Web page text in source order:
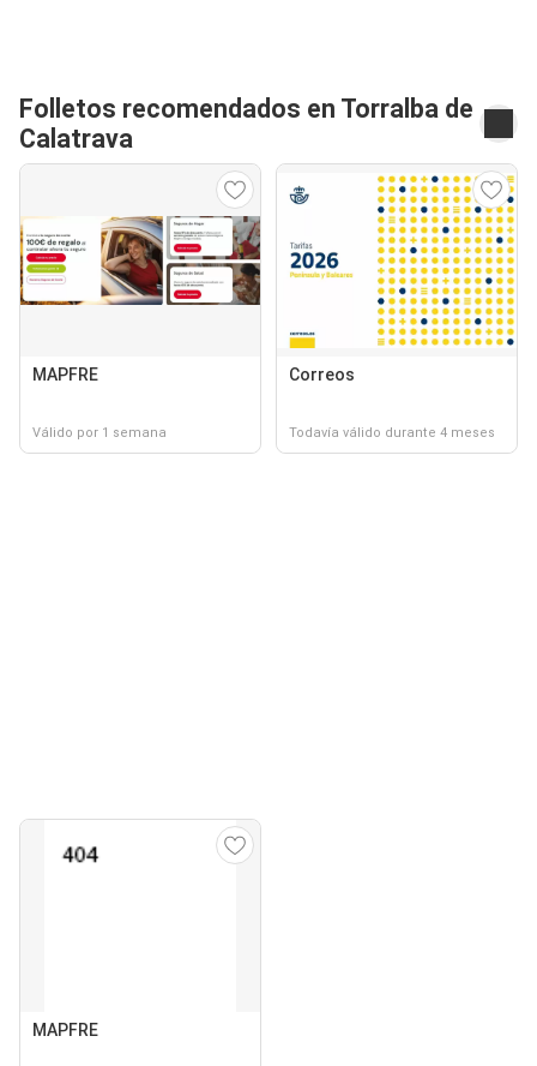
Folletos recomendados en Torralba de
Calatrava
MAPFRE
Válido por 1 semana
Correos
Todavía válido durante 4 meses
MAPFRE